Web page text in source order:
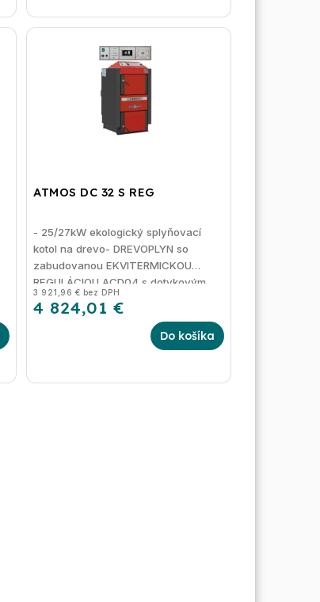
ATMOS DC 32 S REG
3 921,96 € bez DPH
4 824,01 €
Do košíka
- 25/27kW ekologický splyňovací
kotol na drevo- DREVOPLYN so
zabudovanou EKVITERMICKOU
REGULÁCIOU ACD04 s dotykovým
displejom